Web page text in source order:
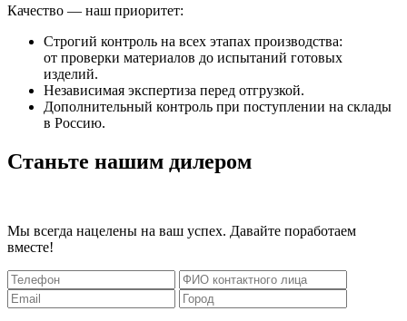
Качество — наш приоритет:
Строгий контроль на всех этапах производства:
от проверки материалов до испытаний готовых
изделий.
Независимая экспертиза перед отгрузкой.
Дополнительный контроль при поступлении на склады
в Россию.
Станьте нашим дилером
Мы всегда нацелены на ваш успех. Давайте поработаем
вместе!